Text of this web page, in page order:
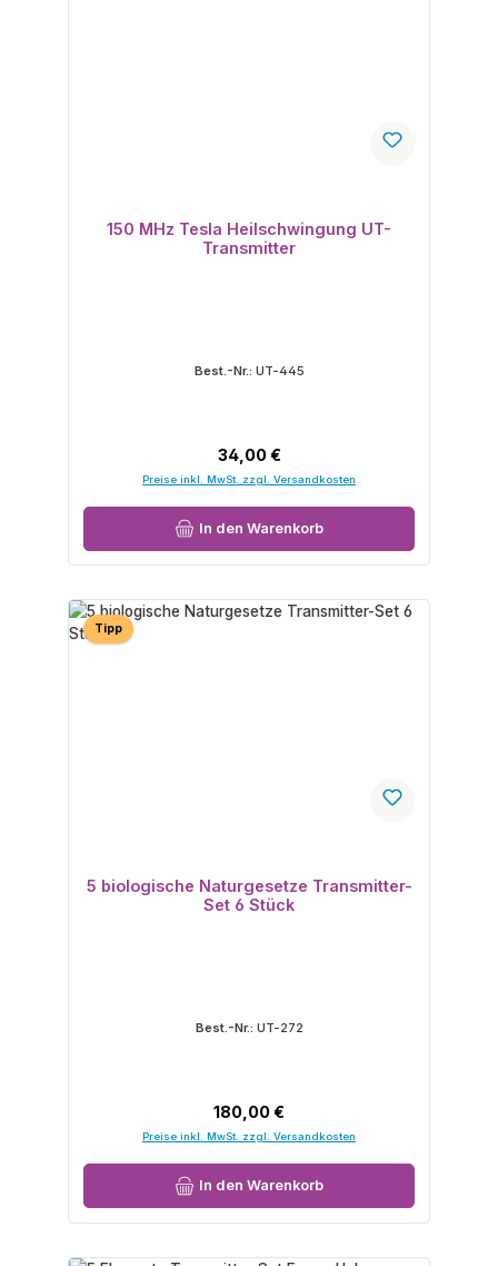
150 MHz Tesla Heilschwingung UT-
Transmitter
Best.-Nr.: UT-445
Regulärer Preis:
34,00 €
Preise inkl. MwSt. zzgl. Versandkosten
In den Warenkorb
Tipp
5 biologische Naturgesetze Transmitter-
Set 6 Stück
Best.-Nr.: UT-272
Regulärer Preis:
180,00 €
Preise inkl. MwSt. zzgl. Versandkosten
In den Warenkorb